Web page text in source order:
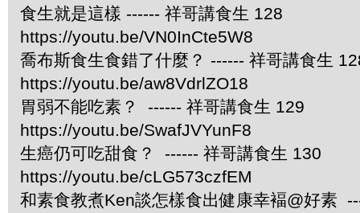
食生就是這樣 ------ 祥哥講食生 128
https://youtu.be/VN0InCte5W8
喬布斯食生食錯了什麼？ ------ 祥哥講食生
https://youtu.be/aw8VdrlZO18
胃弱不能吃素？ ------ 祥哥講食生 129
https://youtu.be/SwafJVYunF8
生癌仍可吃甜食？ ------ 祥哥講食生 130
https://youtu.be/cLG573czfEM
和素食教煮Ken談怎樣食出健康幸褔@好素